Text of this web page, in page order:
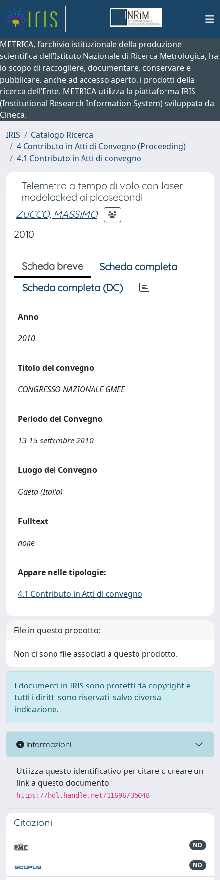
METRICA, l’archivio istituzionale della produzione
scientifica dell’Istituto Nazionale di Ricerca Metrologica, ha
lo scopo di raccogliere, documentare, conservare e
pubblicare, anche ad accesso aperto, i prodotti della
ricerca dell’Ente. METRICA utilizza la piattaforma IRIS
(Institutional Research Information System) sviluppata da
Cineca.
IRIS
Catalogo Ricerca
4 Contributo in Atti di Convegno (Proceeding)
4.1 Contributo in Atti di convegno
Telemetro a tempo di volo con laser
modelocked ai picosecondi
ZUCCO, MASSIMO
2010
Scheda breve
Scheda completa
Scheda completa (DC)
Anno
2010
Titolo del convegno
CONGRESSO NAZIONALE GMEE
Periodo del Convegno
13-15 settembre 2010
Luogo del Convegno
Gaeta (Italia)
Fulltext
none
Appare nelle tipologie:
4.1 Contributo in Atti di convegno
File in questo prodotto:
Non ci sono file associati a questo prodotto.
I documenti in IRIS sono protetti da copyright e
tutti i diritti sono riservati, salvo diversa
indicazione.
Informazioni
Utilizza questo identificativo per citare o creare un
link a questo documento:
https://hdl.handle.net/11696/35048
Citazioni
ND
ND